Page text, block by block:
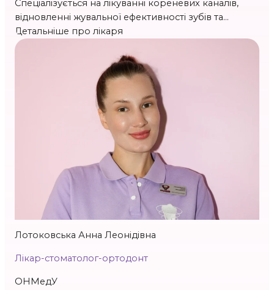
Спеціалізується на лікуванні кореневих каналів,
відновленні жувальної ефективності зубів та
естетичному відбілюванні.
Детальніше про лікаря
Лотоковська Анна Леонідівна
Лікар-стоматолог-ортодонт
ОНМедУ